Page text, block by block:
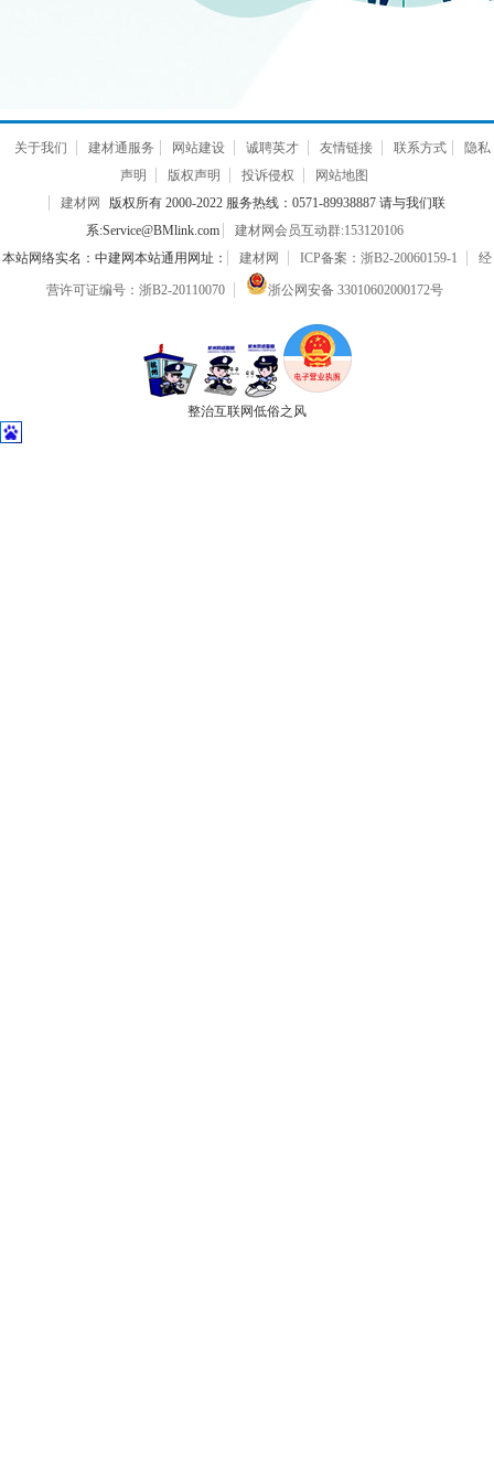
关于我们 建材通服务 网站建设 诚聘英才 友情链接 联系方式
隐私
声明
版权声明 投诉侵权
网站地图
建材网
版权所有 2000-2022 服务热线：0571-89938887 请与我们联
系:Service@BMlink.com
建材网会员互动群:153120106
本站网络实名：中建网本站通用网址：
建材网 ICP备案：浙B2-20060159-1 经
营许可证编号：浙B2-20110070 浙公网安备 33010602000172号
整治互联网低俗之风